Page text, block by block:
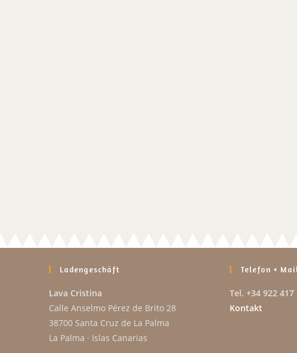
Ladengeschäft
Lava Cristina
Calle Anselmo Pérez de Brito 28
38700 Santa Cruz de La Palma
La Palma · Islas Canarias
Telefon +
Tel. +34 922 417
Kontakt